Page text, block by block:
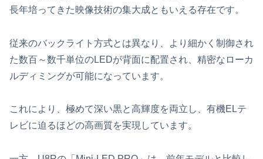
長年培ってきた映像技術の集大成ともいえる存在です。
従来のバックライト方式とは異なり、より細かく制御され
た数百～数千単位のLEDが背面に配置され、精密なローカ
ルディミングが可能になっています。
これにより、極めて深い黒と高輝度を両立し、有機ELテ
レビに迫るほどの高画質を実現しています。